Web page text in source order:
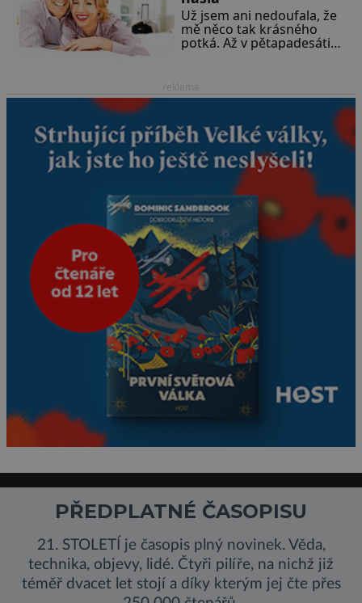
Už jsem ani nedoufala, že
mě něco tak krásného
potká. Až v pětapadesáti
dvacet. Oba jsme byli mladí
a byl to tak říkajíc sňatek z
rozumu. Rodiče nás dali
dohromady, Toník byl dobře
zaopatřený mladý muž.
Manželství nám oběma moc
nesvědčilo, brzy jsme zjistili,
PŘEDPLATNÉ ČASOPISU
21. STOLETÍ je časopis plný novinek. Věda,
technika, objevy, lidé. Čtyři pilíře, na nichž již
téměř dvacet let stojí a díky kterým jej čte přes